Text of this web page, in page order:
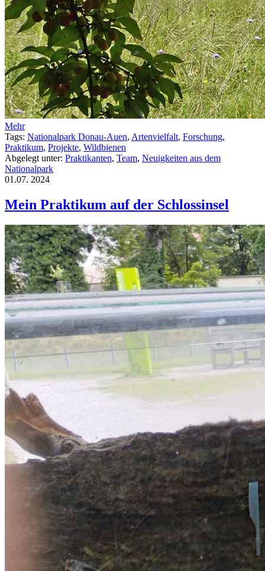
Mehr
Tags: Nationalpark Donau-Auen, Artenvielfalt, Forschung,
Praktikum, Projekte, Wildbienen
Abgelegt unter: Praktikanten, Team, Neuigkeiten aus dem
Nationalpark
01.07. 2024
Mein Praktikum auf der Schlossinsel